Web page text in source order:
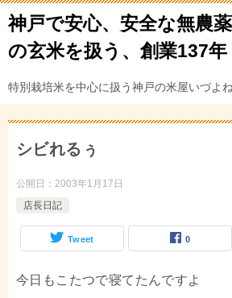
神戸で安心、安全な無農
の玄米を扱う、創業137
特別栽培米を中心に扱う神戸の米屋いづよ
シビれるぅ
公開日： 2003年1月17日
店長日記
Tweet 0
今日もこたつで寝てたんですよ